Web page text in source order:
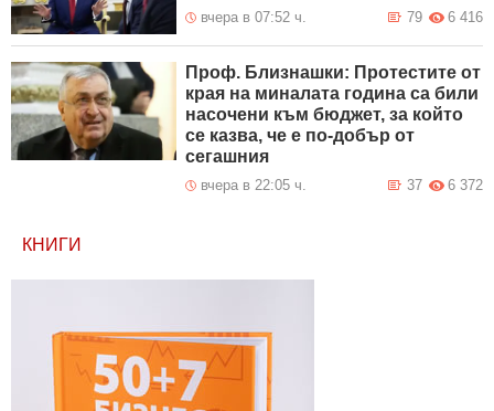
вчера в 07:52 ч. 6 416
79
Проф. Близнашки: Протестите от
края на миналата година са били
насочени към бюджет, за който
се казва, че е по-добър от
сегашния
вчера в 22:05 ч. 6 372
37
КНИГИ